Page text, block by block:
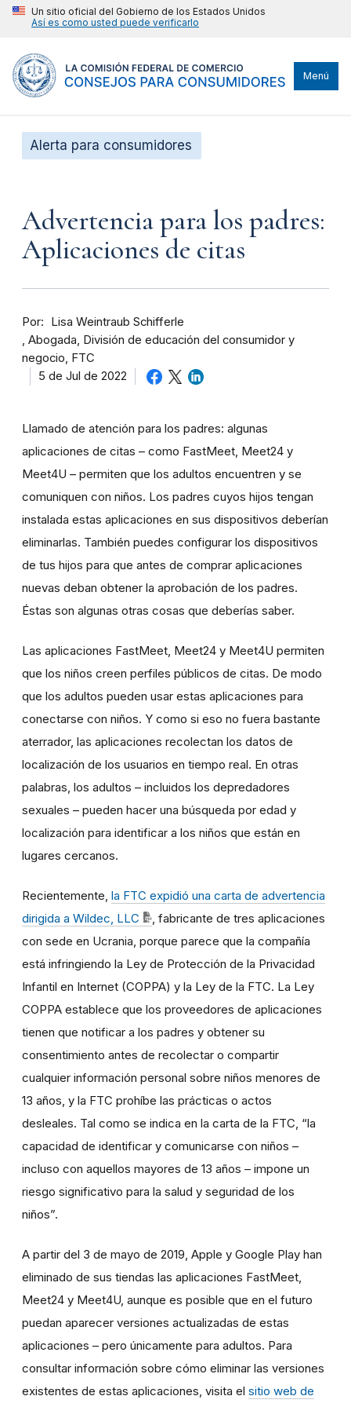
Un sitio oficial del Gobierno de los Estados Unidos
Así es como usted puede verificarlo
Menú
Alerta para consumidores
Advertencia para los padres:
Aplicaciones de citas
Por
Lisa Weintraub Schifferle
Abogada, División de educación del consumidor y
negocio, FTC
5 de Jul de 2022
Llamado de atención para los padres: algunas
aplicaciones de citas – como FastMeet, Meet24 y
Meet4U – permiten que los adultos encuentren y se
comuniquen con niños. Los padres cuyos hijos tengan
instalada estas aplicaciones en sus dispositivos deberían
eliminarlas. También puedes configurar los dispositivos
de tus hijos para que antes de comprar aplicaciones
nuevas deban obtener la aprobación de los padres.
Éstas son algunas otras cosas que deberías saber.
Las aplicaciones FastMeet, Meet24 y Meet4U permiten
que los niños creen perfiles públicos de citas. De modo
que los adultos pueden usar estas aplicaciones para
conectarse con niños. Y como si eso no fuera bastante
aterrador, las aplicaciones recolectan los datos de
localización de los usuarios en tiempo real. En otras
palabras, los adultos – incluidos los depredadores
sexuales – pueden hacer una búsqueda por edad y
localización para identificar a los niños que están en
lugares cercanos.
Recientemente, la FTC expidió una carta de advertencia
dirigida a Wildec, LLC
, fabricante de tres aplicaciones
con sede en Ucrania, porque parece que la compañía
está infringiendo la Ley de Protección de la Privacidad
Infantil en Internet (COPPA) y la Ley de la FTC. La Ley
COPPA establece que los proveedores de aplicaciones
tienen que notificar a los padres y obtener su
consentimiento antes de recolectar o compartir
cualquier información personal sobre niños menores de
13 años, y la FTC prohíbe las prácticas o actos
desleales. Tal como se indica en la carta de la FTC, “la
capacidad de identificar y comunicarse con niños –
incluso con aquellos mayores de 13 años – impone un
riesgo significativo para la salud y seguridad de los
niños”.
A partir del 3 de mayo de 2019, Apple y Google Play han
eliminado de sus tiendas las aplicaciones FastMeet,
Meet24 y Meet4U, aunque es posible que en el futuro
puedan aparecer versiones actualizadas de estas
aplicaciones – pero únicamente para adultos. Para
consultar información sobre cómo eliminar las versiones
existentes de estas aplicaciones, visita el sitio web de